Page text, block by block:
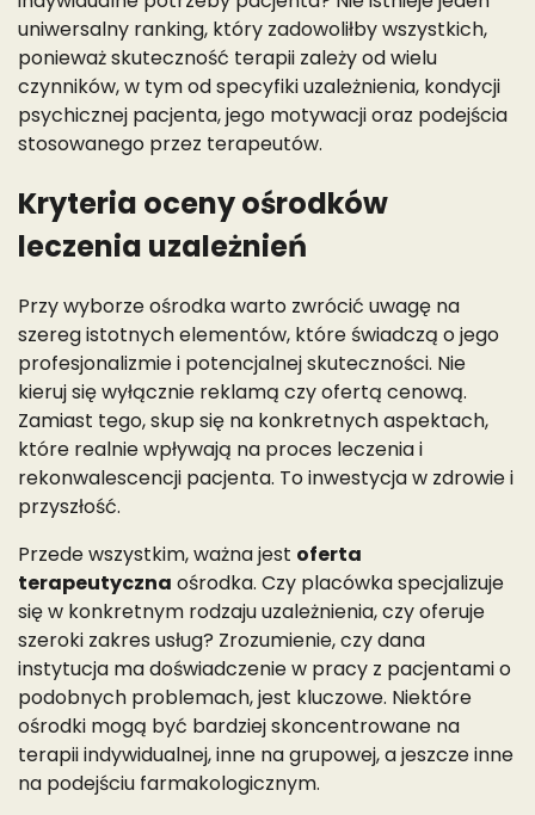
uniwersalny ranking, który zadowoliłby wszystkich,
ponieważ skuteczność terapii zależy od wielu
czynników, w tym od specyfiki uzależnienia, kondycji
psychicznej pacjenta, jego motywacji oraz podejścia
stosowanego przez terapeutów.
Kryteria oceny ośrodków
leczenia uzależnień
Przy wyborze ośrodka warto zwrócić uwagę na
szereg istotnych elementów, które świadczą o jego
profesjonalizmie i potencjalnej skuteczności. Nie
kieruj się wyłącznie reklamą czy ofertą cenową.
Zamiast tego, skup się na konkretnych aspektach,
które realnie wpływają na proces leczenia i
rekonwalescencji pacjenta. To inwestycja w zdrowie i
przyszłość.
Przede wszystkim, ważna jest oferta
terapeutyczna ośrodka. Czy placówka specjalizuje
się w konkretnym rodzaju uzależnienia, czy oferuje
szeroki zakres usług? Zrozumienie, czy dana
instytucja ma doświadczenie w pracy z pacjentami o
podobnych problemach, jest kluczowe. Niektóre
ośrodki mogą być bardziej skoncentrowane na
terapii indywidualnej, inne na grupowej, a jeszcze inne
na podejściu farmakologicznym.